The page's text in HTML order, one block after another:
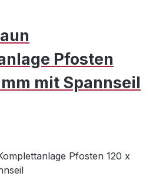
Pfosten
mm mit Spannseil